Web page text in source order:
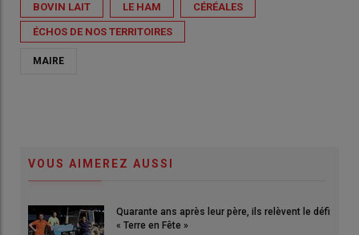
BOVIN LAIT LE HAM CÉRÉALES
ÉCHOS DE NOS TERRITOIRES
MAIRE
VOUS AIMEREZ AUSSI
Quarante ans après leur père, ils relèvent le défi
« Terre en Fête »